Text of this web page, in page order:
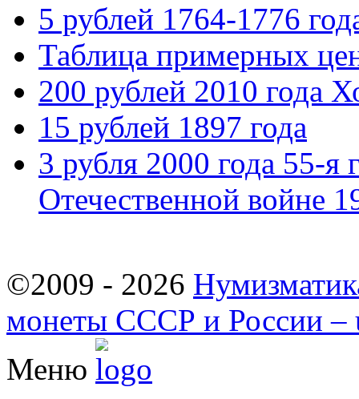
5 рублей 1764-1776
Таблица примерных
200 рублей 2010 года
15 рублей 1897 года
3 рубля 2000 года 55-
Отечественной войне
©2009 - 2026
монеты СССР и России –
Меню